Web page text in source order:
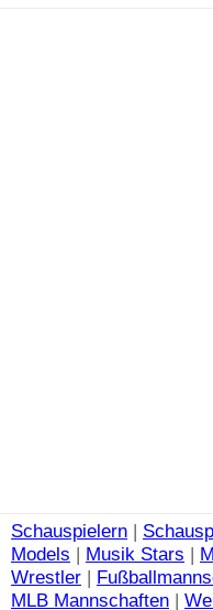
Schauspielern |
Models | Musik Stars |
Wrestler |
MLB Mannschaften |